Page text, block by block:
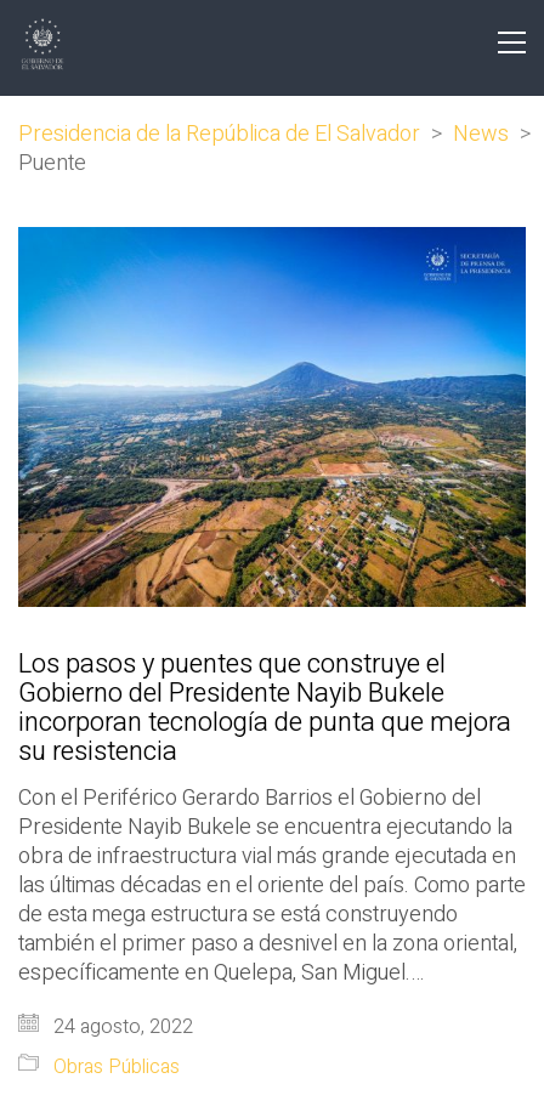
Presidencia de la República de El Salvador > News >
Puente
Los pasos y puentes que construye el
Gobierno del Presidente Nayib Bukele
incorporan tecnología de punta que mejora
su resistencia
Con el Periférico Gerardo Barrios el Gobierno del
Presidente Nayib Bukele se encuentra ejecutando la
obra de infraestructura vial más grande ejecutada en
las últimas décadas en el oriente del país. Como parte
de esta mega estructura se está construyendo
también el primer paso a desnivel en la zona oriental,
específicamente en Quelepa, San Miguel.…
24 agosto, 2022
Obras Públicas